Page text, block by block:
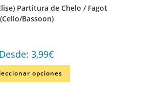
Partitura de Chelo / Fagot
(Cello/Bassoon)
Desde: 3,99€
opciones